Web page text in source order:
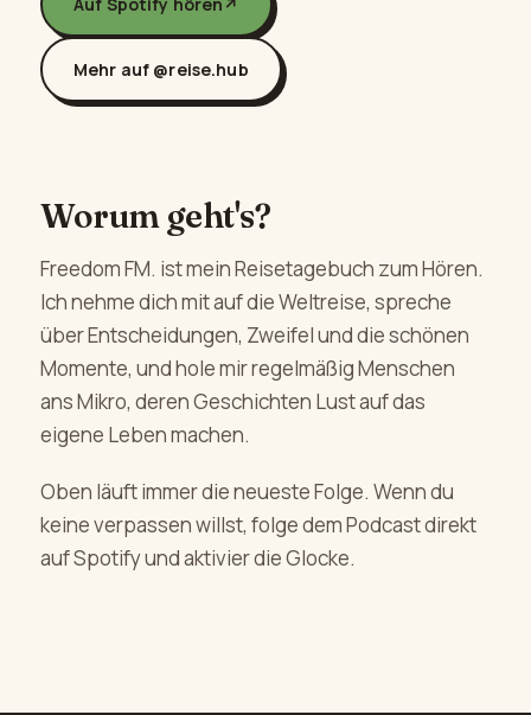
Mehr auf @reise.hub
Worum geht's?
Freedom FM. ist mein Reisetagebuch zum Hören.
Ich nehme dich mit auf die Weltreise, spreche
über Entscheidungen, Zweifel und die schönen
Momente, und hole mir regelmäßig Menschen
ans Mikro, deren Geschichten Lust auf das
eigene Leben machen.
Oben läuft immer die neueste Folge. Wenn du
keine verpassen willst, folge dem Podcast direkt
auf Spotify und aktivier die Glocke.